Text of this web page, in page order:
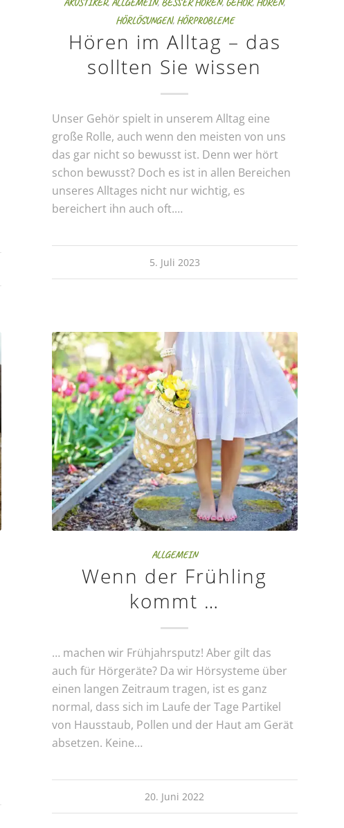
HÖRLÖSUNGEN, HÖRPROBLEME
Hören im Alltag – das
sollten Sie wissen
Unser Gehör spielt in unserem Alltag eine
große Rolle, auch wenn den meisten von uns
das gar nicht so bewusst ist. Denn wer hört
schon bewusst? Doch es ist in allen Bereichen
unseres Alltages nicht nur wichtig, es
bereichert ihn auch oft.…
5. Juli 2023
ALLGEMEIN
Wenn der Frühling
kommt …
… machen wir Frühjahrsputz! Aber gilt das
auch für Hörgeräte? Da wir Hörsysteme über
einen langen Zeitraum tragen, ist es ganz
normal, dass sich im Laufe der Tage Partikel
von Hausstaub, Pollen und der Haut am Gerät
absetzen. Keine…
20. Juni 2022